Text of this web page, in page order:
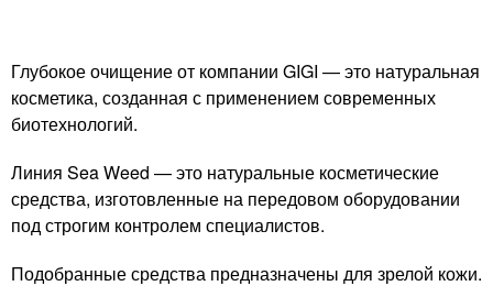
Глубокое очищение от компании GIGI — это натуральная
косметика, созданная с применением современных
биотехнологий.
Линия Sea Weed — это натуральные косметические
средства, изготовленные на передовом оборудовании
под строгим контролем специалистов.
Подобранные средства предназначены для зрелой кожи.